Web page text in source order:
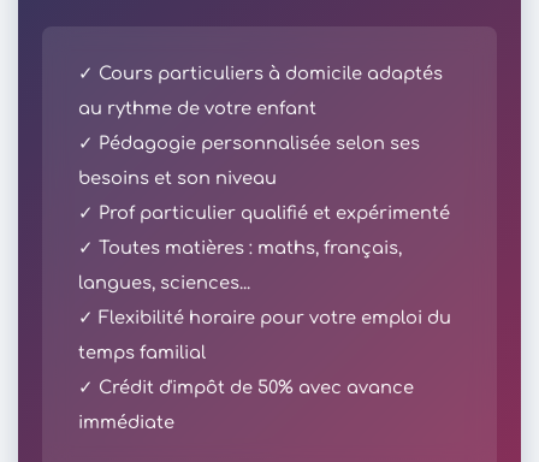
✓ Cours particuliers à domicile adaptés
au rythme de votre enfant
✓ Pédagogie personnalisée selon ses
besoins et son niveau
✓ Prof particulier qualifié et expérimenté
✓ Toutes matières : maths, français,
langues, sciences...
✓ Flexibilité horaire pour votre emploi du
temps familial
✓ Crédit d'impôt de 50% avec avance
immédiate